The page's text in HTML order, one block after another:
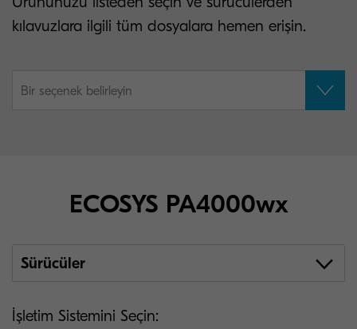
kılavuzlara ilgili tüm dosyalara hemen erişin.
Bir seçenek belirleyin
ECOSYS PA4000wx
Sürücüler
İşletim Sistemini Seçin: